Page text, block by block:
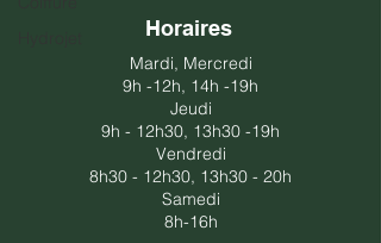
Horaires
Mardi, Mercredi
9h -12h, 14h -19h​​
Jeudi
​9h - 12h30, 13h30 -19h​
Vendredi
​8h30 - 12h30, 13h30 - 20h​
Samedi
8h-16h